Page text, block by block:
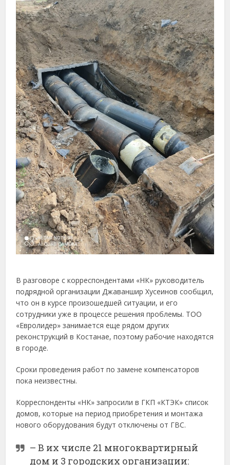
В разговоре с корреспондентами «НК» руководитель
подрядной организации Джаваншир Хусеинов сообщил,
что он в курсе произошедшей ситуации, и его
сотрудники уже в процессе решения проблемы. ТОО
«Евролидер» занимается еще рядом других
реконструкций в Костанае, поэтому рабочие находятся
в городе.
Сроки проведения работ по замене компенсаторов
пока неизвестны.
Корреспонденты «НК» запросили в ГКП «КТЭК» список
домов, которые на период приобретения и монтажа
нового оборудования будут отключены от ГВС.
– В их числе 21 многоквартирный
дом и 3 городских организации: